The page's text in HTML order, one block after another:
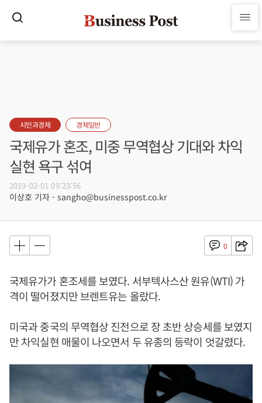
시민과경제 경제일반
국제유가 혼조, 미중 무역협상 기대와 차익
실현 욕구 섞여
2019-02-01 09:23:56
이상호 기자 - sangho@businesspost.co.kr
0
국제유가가 혼조세를 보였다. 서부텍사스산 원유(WTI) 가
격이 떨어졌지만 브렌트유는 올랐다.
미국과 중국의 무역협상 진전으로 장 초반 상승세를 보였지
만 차익실현 매물이 나오면서 두 유종의 등락이 엇갈렸다.